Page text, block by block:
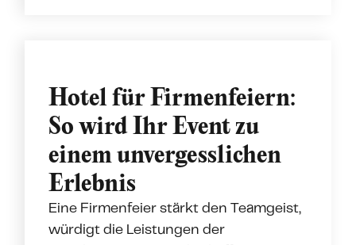
Hotel für Firmenfeiern:
So wird Ihr Event zu
einem unvergesslichen
Erlebnis
Eine Firmenfeier stärkt den Teamgeist,
würdigt die Leistungen der